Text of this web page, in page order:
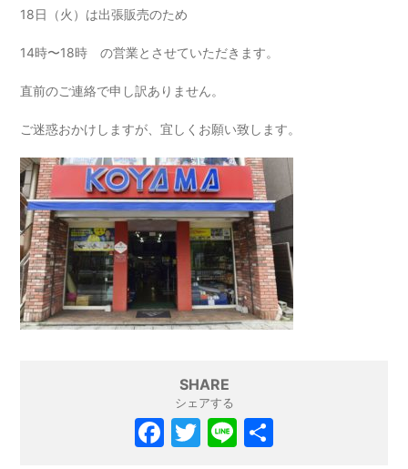
18日（火）は出張販売のため
14時〜18時 の営業とさせていただきます。
直前のご連絡で申し訳ありません。
ご迷惑おかけしますが、宜しくお願い致します。
SHARE
シェアする
F T Li